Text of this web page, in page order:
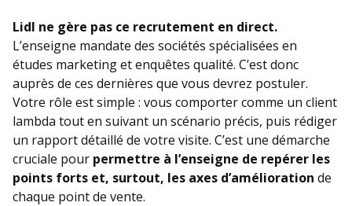
Lidl ne gère pas ce recrutement en direct.
L’enseigne mandate des sociétés spécialisées en
études marketing et enquêtes qualité. C’est donc
auprès de ces dernières que vous devrez postuler.
Votre rôle est simple : vous comporter comme un client
lambda tout en suivant un scénario précis, puis rédiger
un rapport détaillé de votre visite. C’est une démarche
cruciale pour permettre à l’enseigne de repérer les
points forts et, surtout, les axes d’amélioration de
chaque point de vente.